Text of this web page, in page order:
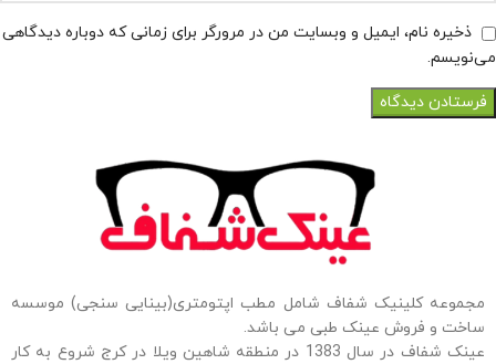
ذخیره نام، ایمیل و وبسایت من در مرورگر برای زمانی که دوباره دیدگاهی
می‌نویسم.
مجموعه کلینیک شفاف شامل مطب اپتومتری(بینایی سنجی) موسسه
ساخت و فروش عینک طبی می باشد.
عینک شفاف در سال 1383 در منطقه شاهین ویلا در کرج شروع به کار